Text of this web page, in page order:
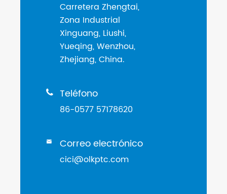
Carretera Zhengtai,
Zona Industrial
Xinguang, Liushi,
Yueqing, Wenzhou,
Zhejiang, China.
 Teléfono
86-0577 57178620
 Correo electrónico
cici@olkptc.com